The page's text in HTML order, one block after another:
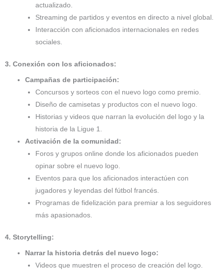
actualizado.
Streaming de partidos y eventos en directo a nivel global.
Interacción con aficionados internacionales en redes
sociales.
3. Conexión con los aficionados:
Campañas de participación:
Concursos y sorteos con el nuevo logo como premio.
Diseño de camisetas y productos con el nuevo logo.
Historias y videos que narran la evolución del logo y la
historia de la Ligue 1.
Activación de la comunidad:
Foros y grupos online donde los aficionados pueden
opinar sobre el nuevo logo.
Eventos para que los aficionados interactúen con
jugadores y leyendas del fútbol francés.
Programas de fidelización para premiar a los seguidores
más apasionados.
4. Storytelling:
Narrar la historia detrás del nuevo logo:
Videos que muestren el proceso de creación del logo.